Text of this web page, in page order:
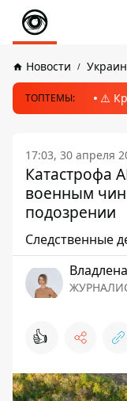
Новости
ТОПТЕМЫ: ⚠️
17:03, 30 апреля
Катастрофа
военным
подозрении
Следственные
👍